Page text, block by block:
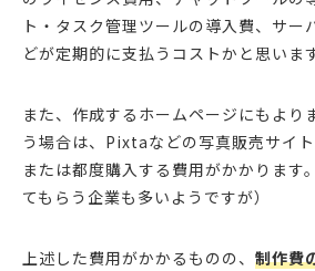
ト・タスク管理ツールの導入費、サー
どが定期的に支払うコストかと思います
また、作成するホームページにもより
う場合は、Pixtaなどの写真販売サイ
または都度購入する費用がかかります
てもらう企業も多いようですが）
上述した費用がかかるものの、 制作費